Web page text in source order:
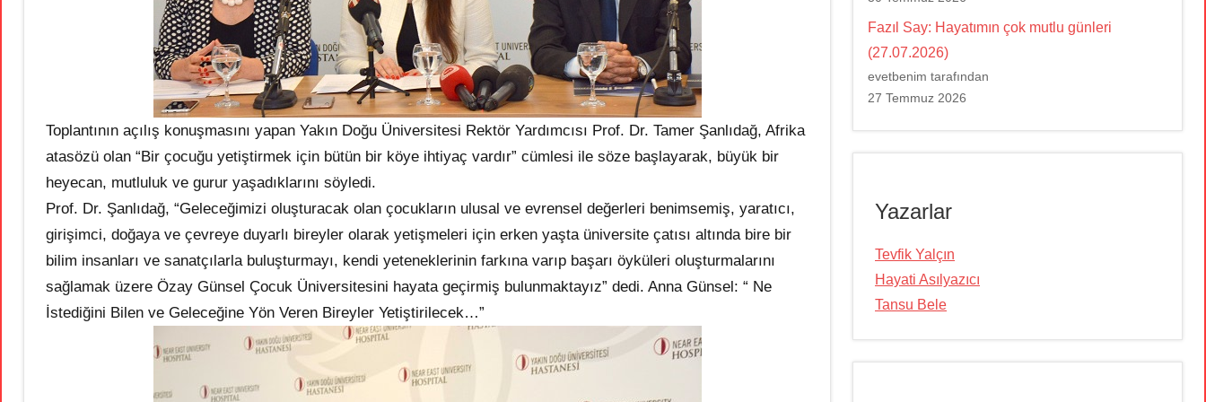
Toplantının açılış konuşmasını yapan Yakın Doğu Üniversitesi Rektör Yardımcısı Prof. Dr. Tamer Şanlıdağ, Afrika
atasözü olan “Bir çocuğu yetiştirmek için bütün bir köye ihtiyaç vardır” cümlesi ile söze başlayarak, büyük bir
heyecan, mutluluk ve gurur yaşadıklarını söyledi.
Prof. Dr. Şanlıdağ, “Geleceğimizi oluşturacak olan çocukların ulusal ve evrensel değerleri benimsemiş, yaratıcı,
girişimci, doğaya ve çevreye duyarlı bireyler olarak yetişmeleri için erken yaşta üniversite çatısı altında bire bir
bilim insanları ve sanatçılarla buluşturmayı, kendi yeteneklerinin farkına varıp başarı öyküleri oluşturmalarını
sağlamak üzere Özay Günsel Çocuk Üniversitesini hayata geçirmiş bulunmaktayız” dedi. Anna Günsel: “ Ne
İstediğini Bilen ve Geleceğine Yön Veren Bireyler Yetiştirilecek…”
Fazıl Say: Hayatımın çok mutlu günleri
(27.07.2026)
evetbenim tarafından
27 Temmuz 2026
Yazarlar
Tevfik Yalçın
Hayati Asılyazıcı
Tansu Bele